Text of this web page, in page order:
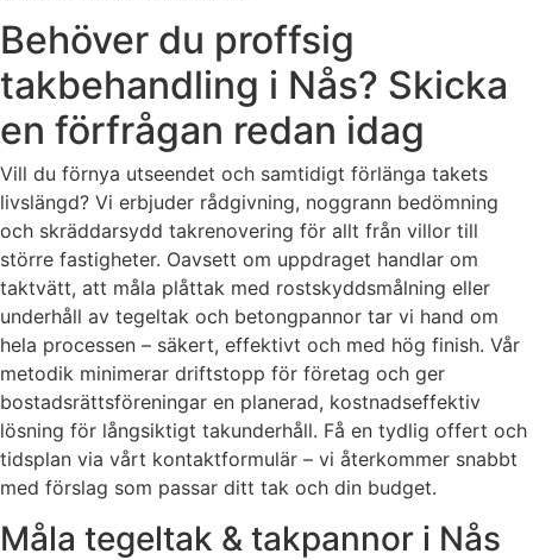
Behöver du proffsig
takbehandling i Nås? Skicka
en förfrågan redan idag
Vill du förnya utseendet och samtidigt förlänga takets
livslängd? Vi erbjuder rådgivning, noggrann bedömning
och skräddarsydd takrenovering för allt från villor till
större fastigheter. Oavsett om uppdraget handlar om
taktvätt, att måla plåttak med rostskyddsmålning eller
underhåll av tegeltak och betongpannor tar vi hand om
hela processen – säkert, effektivt och med hög finish. Vår
metodik minimerar driftstopp för företag och ger
bostadsrättsföreningar en planerad, kostnadseffektiv
lösning för långsiktigt takunderhåll. Få en tydlig offert och
tidsplan via vårt kontaktformulär – vi återkommer snabbt
med förslag som passar ditt tak och din budget.
Måla tegeltak & takpannor i Nås